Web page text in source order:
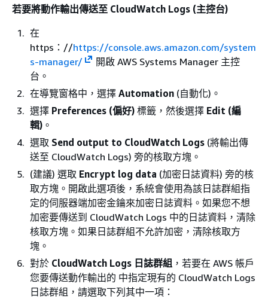
若要將動作輸出傳送至 CloudWatch Logs (主控台)
在
https：//https://console.aws.amazon.com/system
s-manager/
開啟 AWS Systems Manager 主控
台。
在導覽窗格中，選擇 Automation (自動化)。
選擇 Preferences (偏好) 標籤，然後選擇 Edit (編
輯) 。
選取 Send output to CloudWatch Logs (將輸出傳
送至 CloudWatch Logs) 旁的核取方塊。
(建議) 選取 Encrypt log data (加密日誌資料) 旁的核
取方塊。開啟此選項後，系統會使用為該日誌群組指
定的伺服器端加密金鑰來加密日誌資料。如果您不想
加密要傳送到 CloudWatch Logs 中的日誌資料，清除
核取方塊。如果日誌群組不允許加密，清除核取方
塊。
對於 CloudWatch Logs 日誌群組 ，若要在 AWS 帳戶
您要傳送動作輸出的 中指定現有的 CloudWatch Logs
日誌群組，請選取下列其中一項：